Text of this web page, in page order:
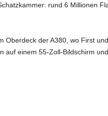
rund 6 Millionen
der A380, wo First
auf einem 55-Zoll-Bildschirm